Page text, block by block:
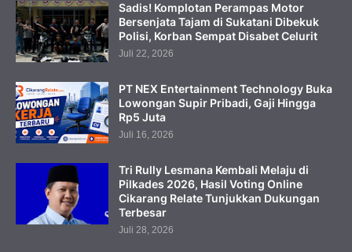
Sadis! Komplotan Perampas Motor
Bersenjata Tajam di Sukatani Dibekuk
Polisi, Korban Sempat Disabet Celurit
Juli 22, 2026
PT NEX Entertainment Technology Buka
Lowongan Supir Pribadi, Gaji Hingga
Rp5 Juta
Juli 16, 2026
Tri Rully Lesmana Kembali Melaju di
Pilkades 2026, Hasil Voting Online
Cikarang Relate Tunjukkan Dukungan
Terbesar
Juli 28, 2026